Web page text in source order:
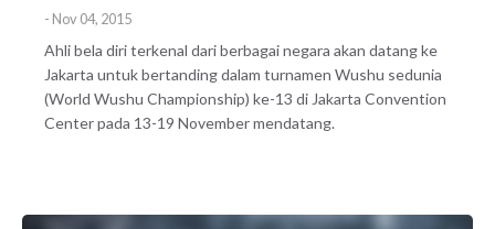
- Nov 04, 2015
Ahli bela diri terkenal dari berbagai negara akan datang ke
Jakarta untuk bertanding dalam turnamen Wushu sedunia
(World Wushu Championship) ke-13 di Jakarta Convention
Center pada 13-19 November mendatang.